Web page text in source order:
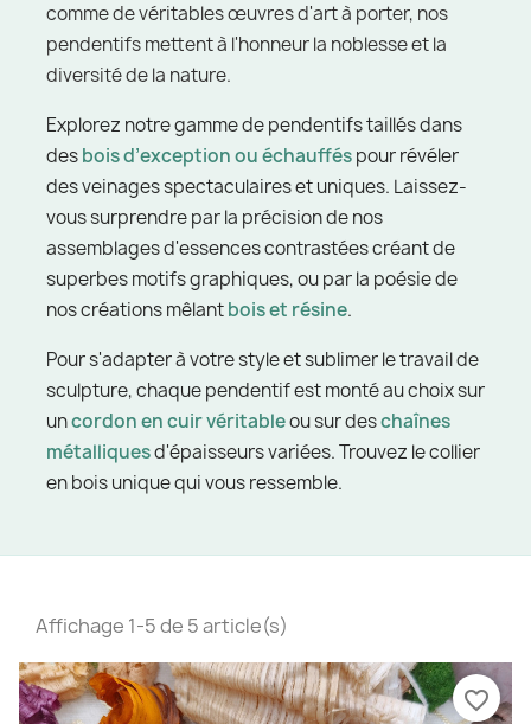
comme de véritables œuvres d'art à porter, nos
pendentifs mettent à l'honneur la noblesse et la
diversité de la nature.
Explorez notre gamme de pendentifs taillés dans
desbois d’exception ou échaufféspour révéler
des veinages spectaculaires et uniques. Laissez-
vous surprendre par la précision de nos
assemblages d'essences contrastées créant de
superbes motifs graphiques, ou par la poésie de
nos créations mêlantbois et résine.
Pour s'adapter à votre style et sublimer le travail de
sculpture, chaque pendentif est monté au choix sur
uncordon en cuir véritableou sur deschaînes
métalliquesd'épaisseurs variées. Trouvez le collier
en bois unique qui vous ressemble.
Affichage 1-5 de 5 article(s)
favorite_border